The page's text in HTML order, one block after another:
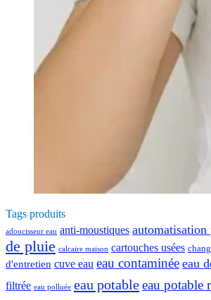
Tags produits
adoucisseur eau anti-moustiques automatisation
de pluie calcaire maison cartouches usées
d'entretien cuve eau eau contaminée eau
filtrée eau polluée eau potableeau potable